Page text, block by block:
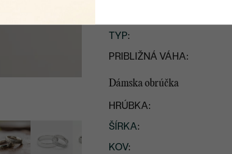
TYP:
PRIBLIŽNÁ VÁHA:
Dámska obrúčka
HRÚBKA:
ŠÍRKA:
KOV: